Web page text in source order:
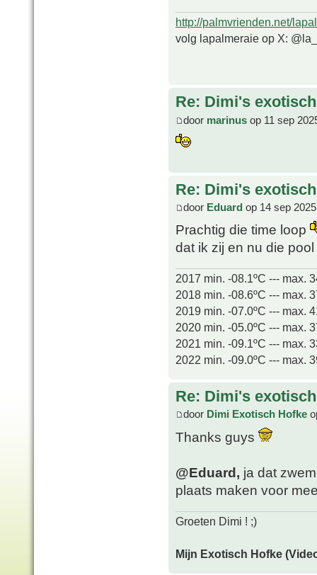
http://palmvrienden.net/
volg lapalmeraie op X:
Re: Dimi's
door marinus op 11 sep
Re: Dimi's
door Eduard op 14 sep
Prachtig die time loop
dat ik zij en nu die
2017 min. -08.1ºC --- max.
2018 min. -08.6ºC --- max.
2019 min. -07.0ºC --- max.
2020 min. -05.0ºC --- max.
2021 min. -09.1ºC --- max.
2022 min. -09.0ºC --- max.
Re: Dimi's
door Dimi Exotisch Hofke
Thanks guys
@Eduard, ja dat
plaats maken voor
Groeten Dimi ! ;)
Mijn Exotisch Hofke